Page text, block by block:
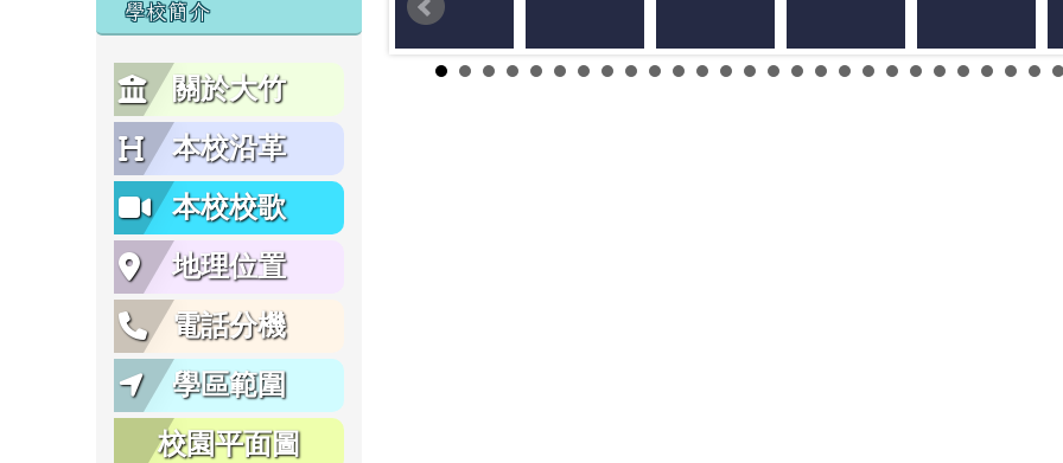
學校簡介
關於大竹
本校沿革
本校校歌
地理位置
電話分機
學區範圍
校園平面圖